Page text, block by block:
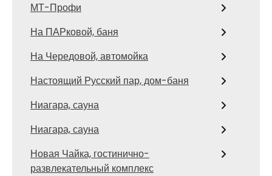
МТ-Профи
На ПАРковой, баня
На Чередовой, автомойка
Настоящий Русский пар, дом-баня
Ниагара, сауна
Ниагара, сауна
Новая Чайка, гостинично-
развлекательный комплекс